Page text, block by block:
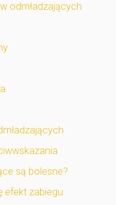
odmładzających
są bolesne?
efekt zabiegu